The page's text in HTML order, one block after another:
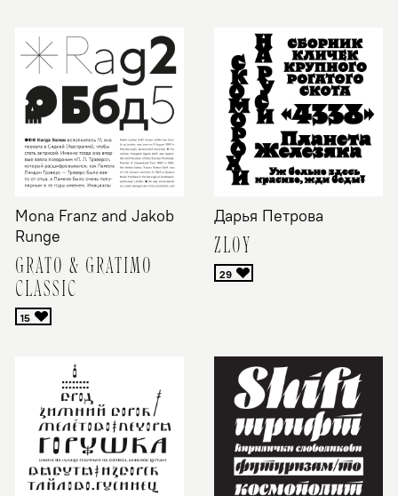
Mona Franz and Jakob
Runge
GRATO & GRATIMO
CLASSIC
Дарья Петрова
ZLOY